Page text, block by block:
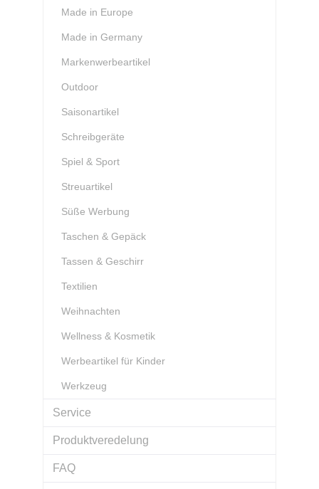
Made in Europe
Made in Germany
Markenwerbeartikel
Outdoor
Saisonartikel
Schreibgeräte
Spiel & Sport
Streuartikel
Süße Werbung
Taschen & Gepäck
Tassen & Geschirr
Textilien
Weihnachten
Wellness & Kosmetik
Werbeartikel für Kinder
Werkzeug
Service
Produktveredelung
FAQ